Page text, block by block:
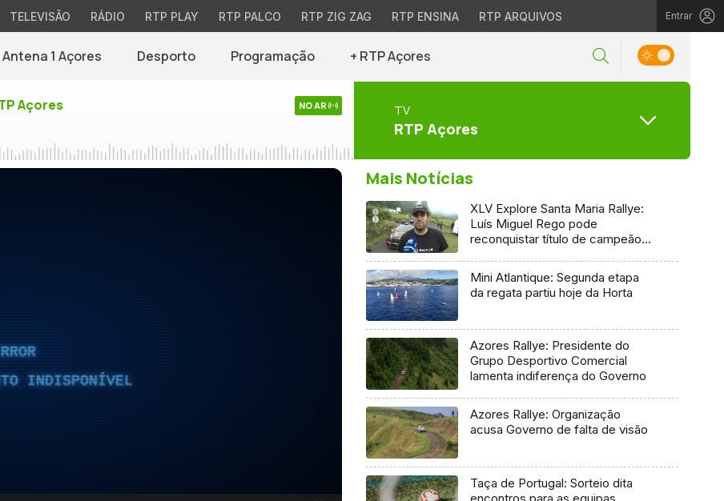
TELEVISÃO RÁDIO RTP PLAY RTP PALCO RTP ZIG ZAG RTP ENSINA RTP ARQUIVOS Entrar
Antena 1 Açores Desporto Programação + RTP Açores
Açores NO AR TV
RTP Açores
INDISPONÍVEL
Mais Notícias
XLV Explore Santa Maria Rallye:
Luís Miguel Rego pode
reconquistar título de campeão
Mini Atlantique: Segunda etapa
da regata partiu hoje da Horta
Azores Rallye: Presidente do
Grupo Desportivo Comercial
lamenta indiferença do Governo
Azores Rallye: Organização
acusa Governo de falta de visão
Taça de Portugal: Sorteio dita